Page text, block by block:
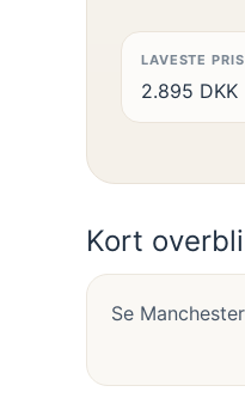
LAVESTE PRIS
2.895 DKK
Kort
Se